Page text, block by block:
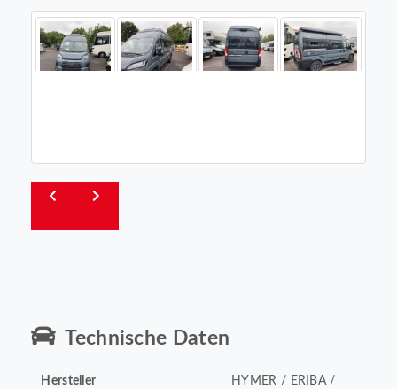
Technische Daten
Hersteller
HYMER / ERIBA /